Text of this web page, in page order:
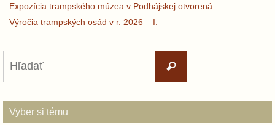
Expozícia trampského múzea v Podhájskej otvorená
Výročia trampských osád v r. 2026 – I.
Hľadať
Vyber si tému